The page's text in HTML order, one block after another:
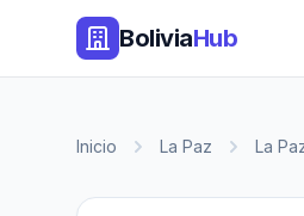
BoliviaHub
Inicio La Paz La